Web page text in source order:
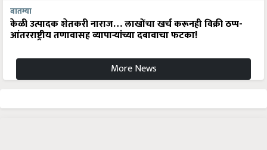
बातम्या
केळी उत्पादक शेतकरी नाराज… लाखोंचा खर्च करूनही विक्री ठप्प-
आंतरराष्ट्रीय तणावासह व्यापाऱ्यांच्या दबावाचा फटका!
More News